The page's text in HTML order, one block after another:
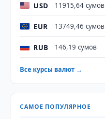
USD 11915,64 сумов
EUR 13749,46 сумов
RUB 146,19 сумов
Все курсы валют →
САМОЕ ПОПУЛЯРНОЕ